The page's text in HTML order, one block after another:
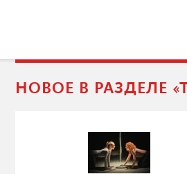
НОВОЕ В РАЗДЕЛЕ